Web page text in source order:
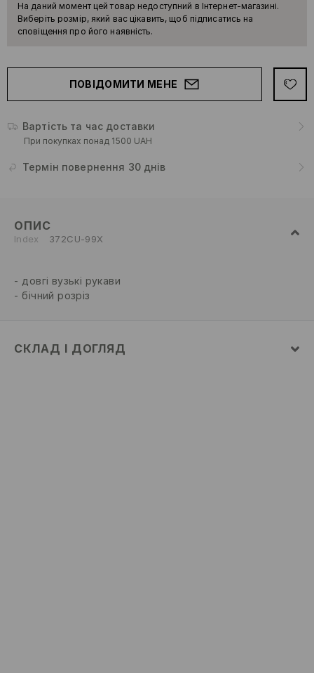
На даний момент цей товар недоступний в Інтернет-магазині.
Виберіть розмір, який вас цікавить, щоб підписатись на
сповіщення про його наявність.
ПОВІДОМИТИ МЕНЕ
Вартість та час доставки
При покупках понад 1500 UAH
Термін повернення 30 днів
ОПИС
Index 372CU-99X
довгі вузькі рукави
бічний розріз
СКЛАД І ДОГЛЯД